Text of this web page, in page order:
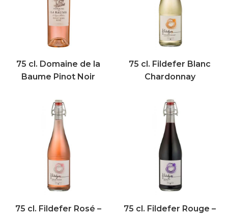
75 cl. Domaine de la
Baume Pinot Noir
75 cl. Fildefer Blanc
Chardonnay
75 cl. Fildefer Rosé –
75 cl. Fildefer Rouge –